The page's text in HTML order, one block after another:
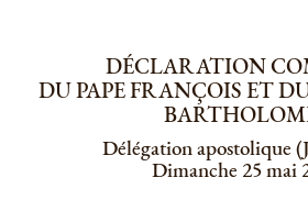
DÉCLARATION
DU PAPE FRANÇOIS ET
Délégation apostolique
Dimanche 25 mai